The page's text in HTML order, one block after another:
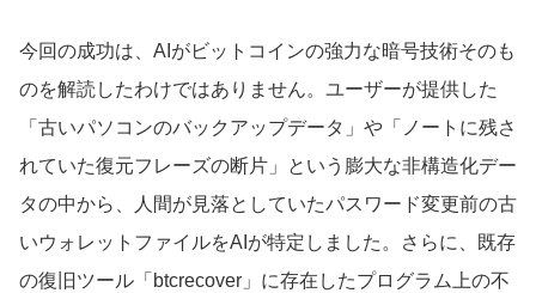
今回の成功は、AIがビットコインの強力な暗号技術そのも
のを解読したわけではありません。ユーザーが提供した
「古いパソコンのバックアップデータ」や「ノートに残さ
れていた復元フレーズの断片」という膨大な非構造化デー
タの中から、人間が見落としていたパスワード変更前の古
いウォレットファイルをAIが特定しました。さらに、既存
の復旧ツール「btcrecover」に存在したプログラム上の不